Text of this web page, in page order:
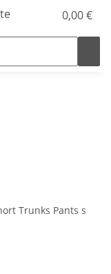
0,00 €